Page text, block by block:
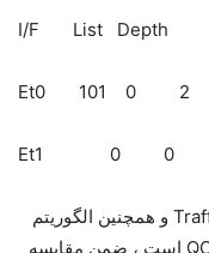
I/F List Depth
Et0 101 0
Et1 0 0
در قسمت بعدی به تشریح روش Traffic Policy و همچنین الگوریتم
Token Bucket که از ابزار های معروف QOS است ، ضمن مقایسه